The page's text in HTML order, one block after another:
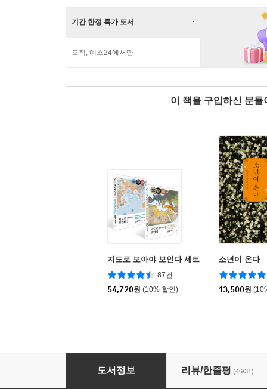
기간 한정 특가 도서
오직, 예스24에서만
이 책을 구입하신 분
지도로 보아야 보인다 세트
87건
54,720원 (10% 할인)
소년이 온다
13,500원
페이크와 팩트
도서정보 리뷰/한줄평 (46/31)